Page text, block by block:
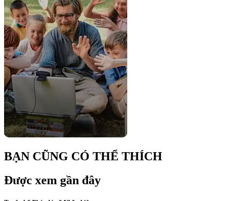
BẠN CŨNG CÓ THỂ THÍCH
Được xem gần đây